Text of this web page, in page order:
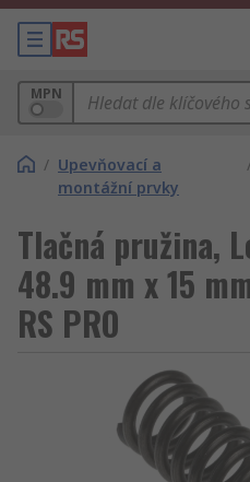
MPN
/ Upevňovací a
montážní prvky
Tlačná pružina,
48.9 mm x 15
RS PRO